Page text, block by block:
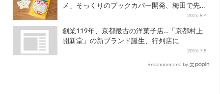
メ」そっくりのブックカバー開発、梅田で先
2026.8.4
創業119年、京都最古の洋菓子店…「京都村上
開新堂」の新ブランド誕生、行列店に
2026.7.8
Recommended by